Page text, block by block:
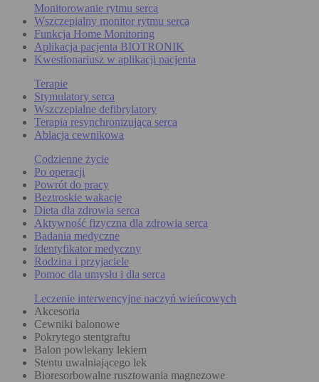
Monitorowanie rytmu serca
Wszczepialny monitor rytmu serca
Funkcja Home Monitoring
Aplikacja pacjenta BIOTRONIK
Kwestionariusz w aplikacji pacjenta
Terapie
Stymulatory serca
Wszczepialne defibrylatory
Terapia resynchronizująca serca
Ablacja cewnikowa
Codzienne życie
Po operacji
Powrót do pracy
Beztroskie wakacje
Dieta dla zdrowia serca
Aktywność fizyczna dla zdrowia serca
Badania medyczne
Identyfikator medyczny
Rodzina i przyjaciele
Pomoc dla umysłu i dla serca
Leczenie interwencyjne naczyń wieńcowych
Akcesoria
Cewniki balonowe
Pokrytego stentgraftu
Balon powlekany lekiem
Stentu uwalniającego lek
Bioresorbowalne rusztowania magnezowe